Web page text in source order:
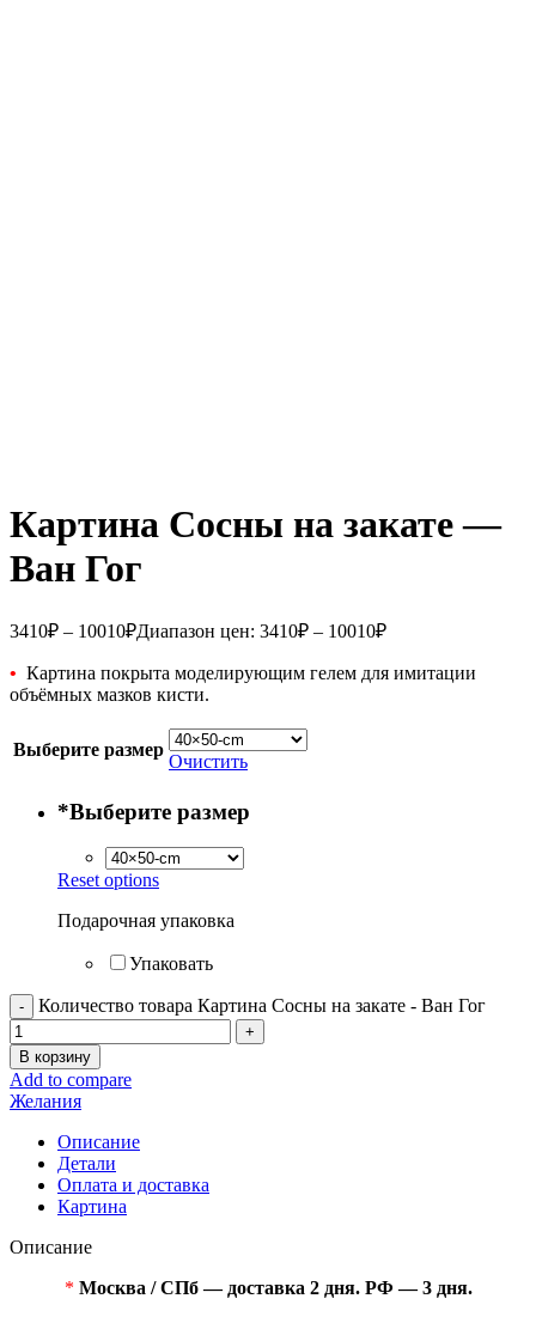
Картина Сосны на закате —
Ван Гог
3410₽ – 10010₽Диапазон цен: 3410₽ – 10010₽
• Картина покрыта моделирующим гелем для имитации
объёмных мазков кисти.
Выберите размер
Очистить
*Выберите размер
Reset options
Подарочная упаковка
Упаковать
Количество товара Картина Сосны на закате - Ван Гог
В корзину
Add to compare
Желания
Описание
Детали
Оплата и доставка
Картина
Описание
* Москва / СПб — доставка 2 дня. РФ — 3 дня.